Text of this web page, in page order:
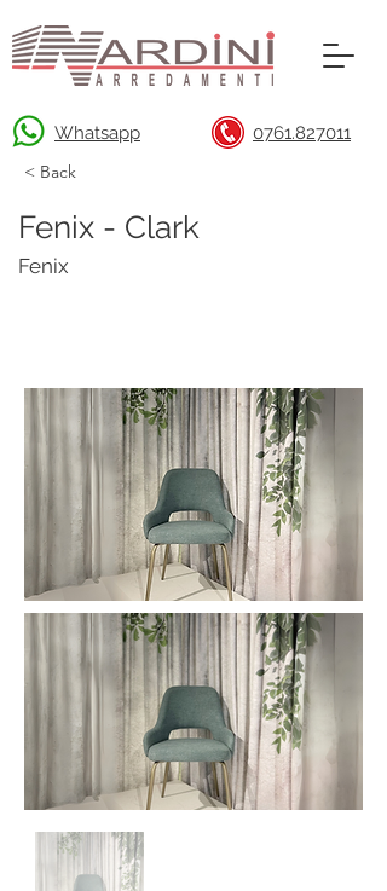
Whatsapp
0761.827011
< Back
Fenix - Clark
Fenix